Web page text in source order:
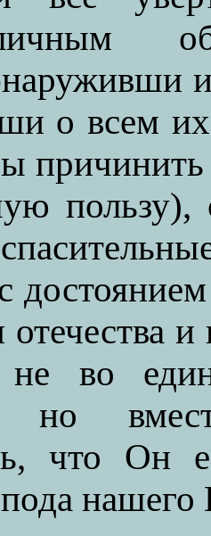
о всем
пользу),
отечества
во
но
что Он
нашего